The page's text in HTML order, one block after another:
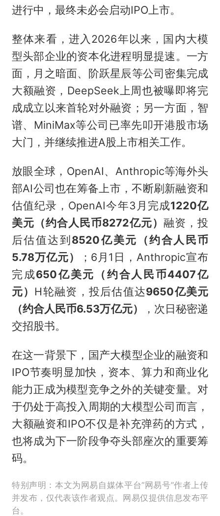
进行中，最终未必会启动IPO上市。
整体来看，进入2026年以来，国内大模
型头部企业的资本化进程明显提速。一方
面，月之暗面、阶跃星辰等公司密集完成
大额融资，DeepSeek上周也被曝即将完
成成立以来首轮对外融资；另一方面，智
谱、MiniMax等公司已率先叩开港股市场
大门，并继续推进A股上市相关工作。
放眼全球，OpenAI、Anthropic等海外头
部AI公司也在筹备上市，不断刷新融资和
估值纪录，OpenAI今年3月完成1220亿
美元（约合人民币8272亿元）融资，投
后估值达到8520亿美元（约合人民币
5.78万亿元）
；6月1日，Anthropic宣布
完成650亿美元（约合人民币4407亿
元） H轮融资，投后估值达9650亿美元
（约合人民币6.53万亿元）
，次日秘密递
交招股书。
在这一背景下，国产大模型企业的融资和
IPO节奏明显加快，资本、算力和商业化
能力正成为模型竞争之外的关键变量。对
于仍处于高投入周期的大模型公司而言，
大额融资和IPO不仅是补充弹药的方式，
也将成为下一阶段争夺头部座次的重要筹
码。
特别声明：本文为网易自媒体平台“网易号”作者上传
并发布，仅代表该作者观点。网易仅提供信息发布平
台。